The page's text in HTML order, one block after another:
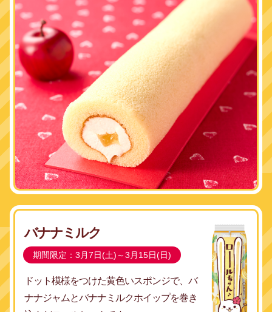
バナナミルク
期間限定：3月7日(土)～3月15日(日)
ドット模様をつけた黄色いスポンジで、バ
ナナジャムとバナナミルクホイップを巻き